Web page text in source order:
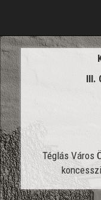
III.
Téglás Város